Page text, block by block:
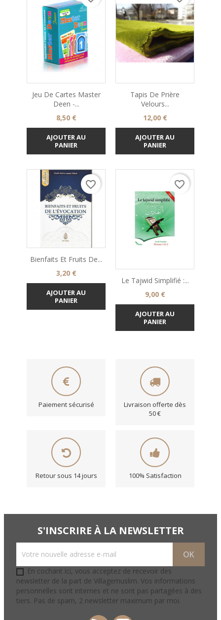
Jeu De Cartes Master
Deen -...
Prix
8,50 €
AJOUTER AU
PANIER
Tapis De Prière
Velours...
Prix
12,00 €
AJOUTER AU
PANIER
Bienfaits Et Fruits De...
Prix
3,20 €
AJOUTER AU
PANIER
favorite_border
Le Tajwid Simplifié :...
Prix
9,00 €
AJOUTER AU
PANIER
favorite_border
Paiement sécurisé
Livraison offerte dès
50 €
Retour sous 14 jours 100% Satisfaction
S'INSCRIRE À LA NEWSLETTER
En cochant ici, vous acceptez de recevoir des
newsletter de la part de Villagemuslim. Vos informations
personnelles sont internes et ne sont pas partagées à des
tiers. Pas de spam, 2 newsletter maximum par moi.